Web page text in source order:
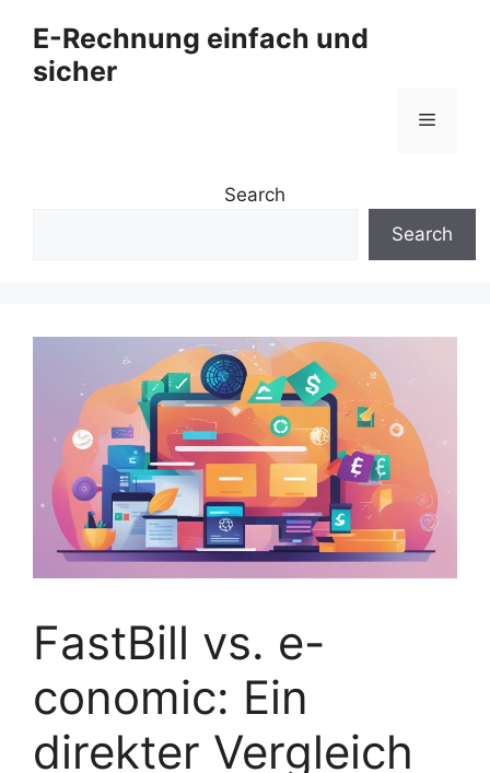
Inhalt
springen
E-Rechnung einfach und
sicher
Menü
Search
Search
FastBill vs. e-
conomic: Ein
direkter Vergleich